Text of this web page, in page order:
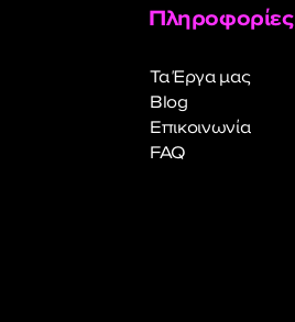
Πληροφορίες
Τα Έργα μας
Blog
Επικοινωνία
FAQ